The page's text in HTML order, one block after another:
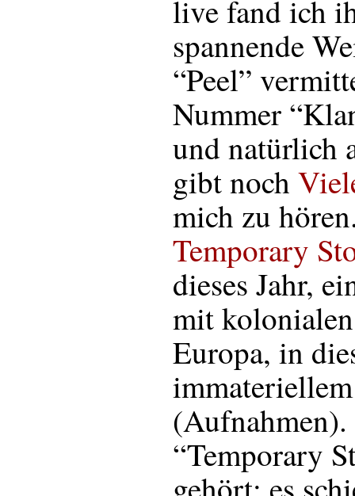
live fand ich
spannende
“Peel”
Nummer
und natürlich
gibt noch
mich zu
Temporary
dieses Jahr,
mit
Europa, in
(Aufnahmen).
“Temporary